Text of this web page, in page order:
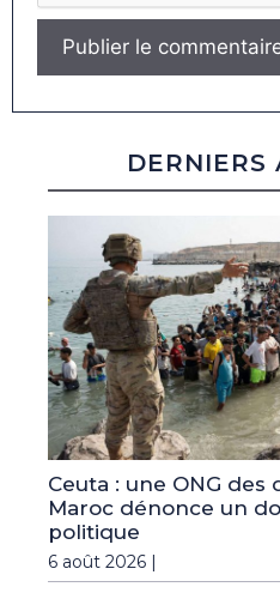
DERNIERS
Ceuta : une ONG des
Maroc dénonce un
politique
6 août 2026 |